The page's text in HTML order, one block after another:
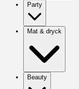
Party
Mat & dryck
Beauty